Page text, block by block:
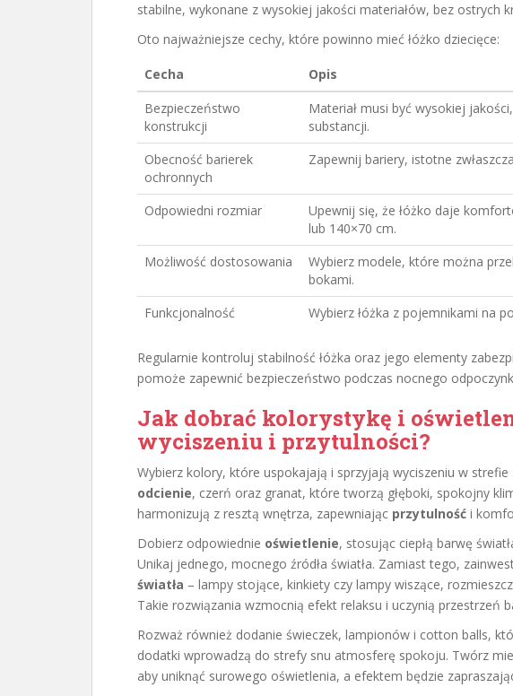
stabilne, wykonane z wysokiej jakości materiałów, bez ostrych
Oto najważniejsze cechy, które powinno mieć łóżko dziecięce:
Cecha
Opis
Bezpieczeństwo
konstrukcji
Materiał musi być wysokiej
substancji.
Obecność barierek
ochronnych
Zapewnij bariery, istotne
Odpowiedni rozmiar
Upewnij się, że łóżko daje
lub 140×70 cm.
Możliwość dostosowania
Wybierz modele, które można
bokami.
Funkcjonalność
Wybierz łóżka z pojemnikami na
Regularnie kontroluj stabilność łóżka oraz jego elementy
pomoże zapewnić bezpieczeństwo podczas nocnego
Jak dobrać kolorystykę i
wyciszeniu i przytulności?
Wybierz kolory, które uspokajają i sprzyjają wyciszeniu w strefie
odcienie, czerń oraz granat, które tworzą głęboki, spokojny
harmonizują z resztą wnętrza, zapewniając przytulność i
Dobierz odpowiednie oświetlenie, stosując ciepłą barwę
Unikaj jednego, mocnego źródła światła. Zamiast tego,
światła – lampy stojące, kinkiety czy lampy wiszące,
Takie rozwiązania wzmocnią efekt relaksu i uczynią przestrzeń
Rozważ również dodanie świeczek, lampionów i cotton balls,
dodatki wprowadzą do strefy snu atmosferę spokoju. Twórz
aby uniknąć surowego oświetlenia, a efektem będzie